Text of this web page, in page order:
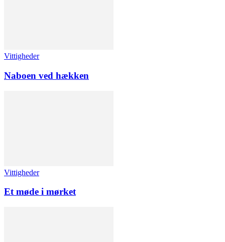
Vittigheder
Naboen ved hækken
Vittigheder
Et møde i mørket